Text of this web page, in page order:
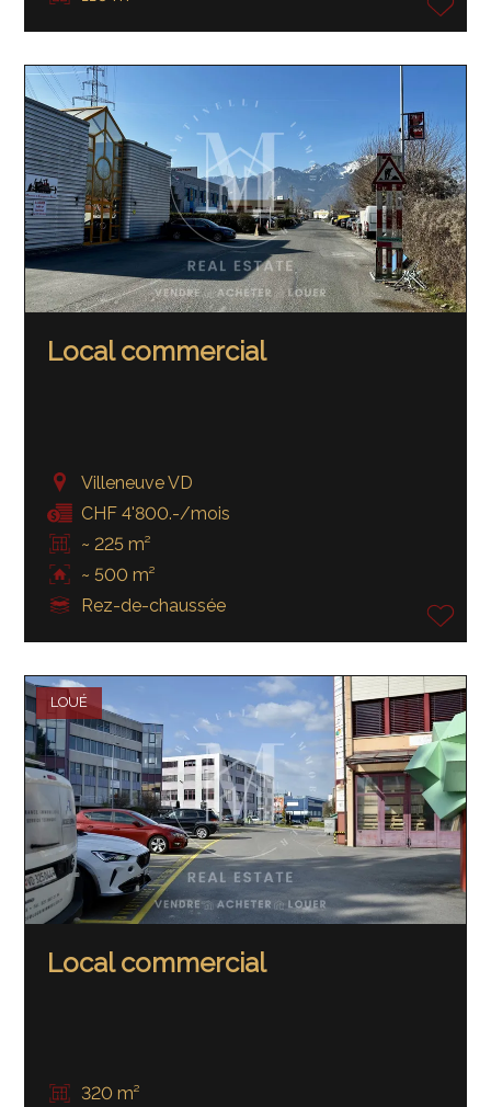
Local commercial
Villeneuve VD
CHF 4'800.-/mois
~ 225 m²
~ 500 m²
Rez-de-chaussée
LOUÉ
Local commercial
320 m²